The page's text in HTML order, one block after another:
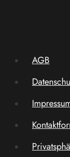
AGB